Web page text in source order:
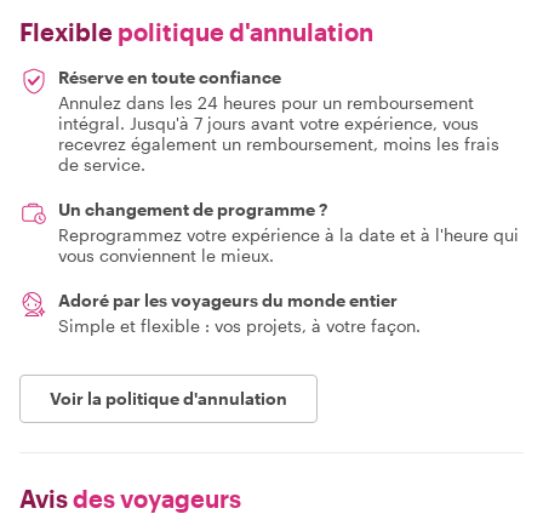
Flexible politique d'annulation
Réserve en toute confiance
Annulez dans les 24 heures pour un remboursement
intégral. Jusqu'à 7 jours avant votre expérience, vous
recevrez également un remboursement, moins les frais
de service.
Un changement de programme ?
Reprogrammez votre expérience à la date et à l'heure qui
vous conviennent le mieux.
Adoré par les voyageurs du monde entier
Simple et flexible : vos projets, à votre façon.
Voir la politique d'annulation
Avisdes voyageurs